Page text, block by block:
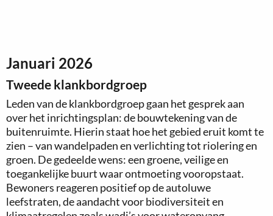
Januari 2026
Tweede klankbordgroep
Leden van de klankbordgroep gaan het gesprek aan
over het inrichtingsplan: de bouwtekening van de
buitenruimte. Hierin staat hoe het gebied eruit komt te
zien – van wandelpaden en verlichting tot riolering en
groen. De gedeelde wens: een groene, veilige en
toegankelijke buurt waar ontmoeting vooropstaat.
Bewoners reageren positief op de autoluwe
leefstraten, de aandacht voor biodiversiteit en